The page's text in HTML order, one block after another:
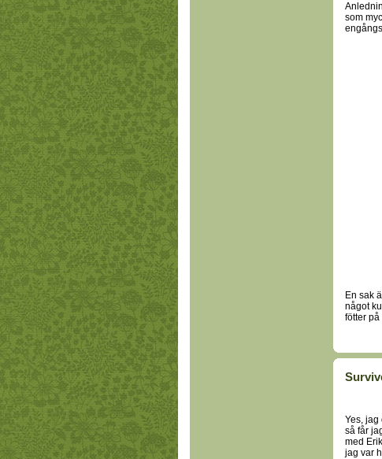
som
En sak
något
fötter
Yes, jag
så får
med
jag var